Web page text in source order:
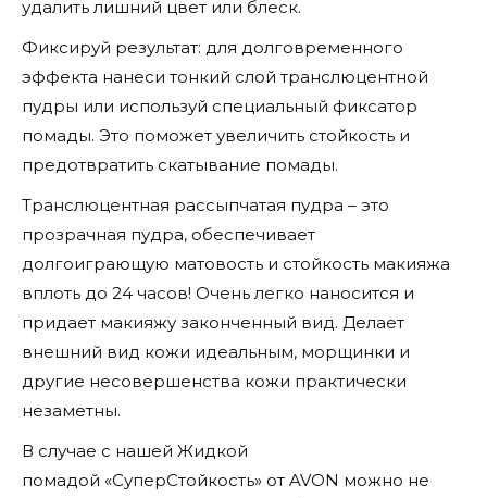
удалить лишний цвет или блеск.
Фиксируй результат: для долговременного
эффекта нанеси тонкий слой транслюцентной
пудры или используй специальный фиксатор
помады. Это поможет увеличить стойкость и
предотвратить скатывание помады.
Транслюцентная рассыпчатая пудра – это
прозрачная пудра, обеспечивает
долгоиграющую матовость и стойкость макияжа
вплоть до 24 часов! Очень легко наносится и
придает макияжу законченный вид. Делает
внешний вид кожи идеальным, морщинки и
другие несовершенства кожи практически
незаметны.
В случае с нашей Жидкой
помадой «СуперСтойкость» от AVON можно не